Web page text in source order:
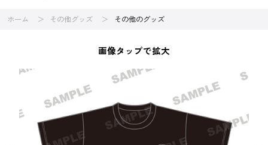
ホーム その他グッズ その他のグッズ
画像タップで拡大